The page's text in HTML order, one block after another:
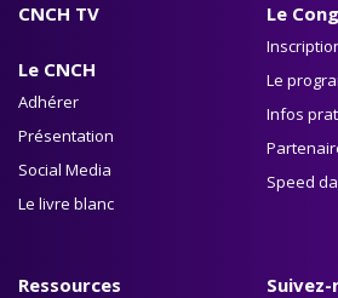
CNCH TV
Le CNCH
Adhérer
Présentation
Social Media
Le livre blanc
Le
Le
Infos
Speed
Ressources Suivez-